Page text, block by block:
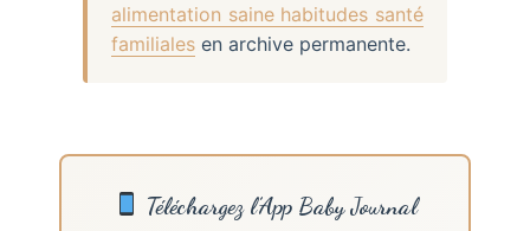
alimentation saine habitudes santé
familiales en archive permanente.
Téléchargez l’App Baby Journal